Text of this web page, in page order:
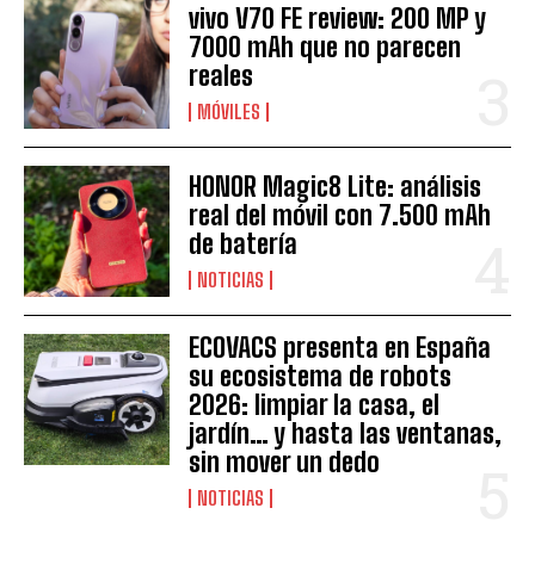
vivo V70 FE review: 200 MP y
7000 mAh que no parecen
reales
MÓVILES
HONOR Magic8 Lite: análisis
real del móvil con 7.500 mAh
de batería
NOTICIAS
ECOVACS presenta en España
su ecosistema de robots
2026: limpiar la casa, el
jardín… y hasta las ventanas,
sin mover un dedo
NOTICIAS